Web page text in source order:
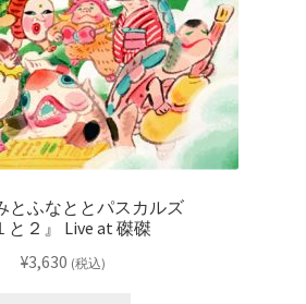
とふなととパスカルズ
と２』 Live at 磔磔
¥3,630 (税込)